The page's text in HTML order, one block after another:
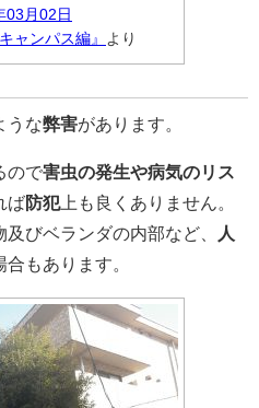
03月02日
ャンパス編』
より
うな弊害があります。
ので害虫の発生や病気のリス
ば防犯上も良くありません。
びベランダの内部など、
人
合もあります。